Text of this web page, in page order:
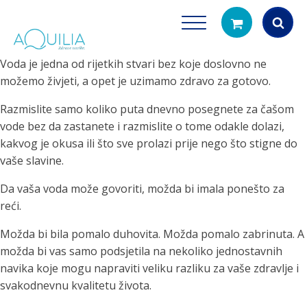
search
Voda je jedna od rijetkih stvari bez koje doslovno ne
možemo živjeti, a opet je uzimamo zdravo za gotovo.
Razmislite samo koliko puta dnevno posegnete za čašom
vode bez da zastanete i razmislite o tome odakle dolazi,
kakvog je okusa ili što sve prolazi prije nego što stigne do
vaše slavine.
Da vaša voda može govoriti, možda bi imala ponešto za
reći.
Možda bi bila pomalo duhovita. Možda pomalo zabrinuta. A
možda bi vas samo podsjetila na nekoliko jednostavnih
navika koje mogu napraviti veliku razliku za vaše zdravlje i
svakodnevnu kvalitetu života.
filtriranje vode za tuširanje
Potpuno prijenosno
čistu vodu za